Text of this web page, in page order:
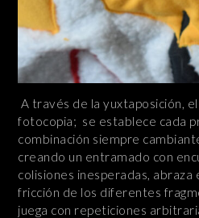
A través de la yuxtaposición,
fotocopia; se establece cada
combinación siempre
creando un entramado con
colisiones inesperadas,
fricción de los diferentes
juega con repeticiones